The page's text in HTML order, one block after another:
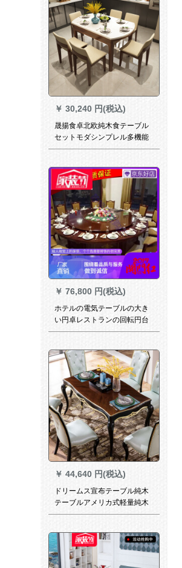
￥ 30,240 円(税込)
晟揚食卓北欧純木食テーブル
セットモダシンプレル多機能
伸縮性のある折りたたみたみ
面餐椅子一テーブル六椅子(可
変方円)
￥ 76,800 円(税込)
ホテルの電気テーブルの大き
い円卓レストランの回転円台
の円形の宴会のテーブルと椅
の電動の直径の3.2メートル
￥ 44,640 円(税込)
ドリームス宣布テーブル純木
テーブルアメリカ式軽量純木
テーブル1.6 m軽奢シプロ寝室
6008 1.6 mテーブル